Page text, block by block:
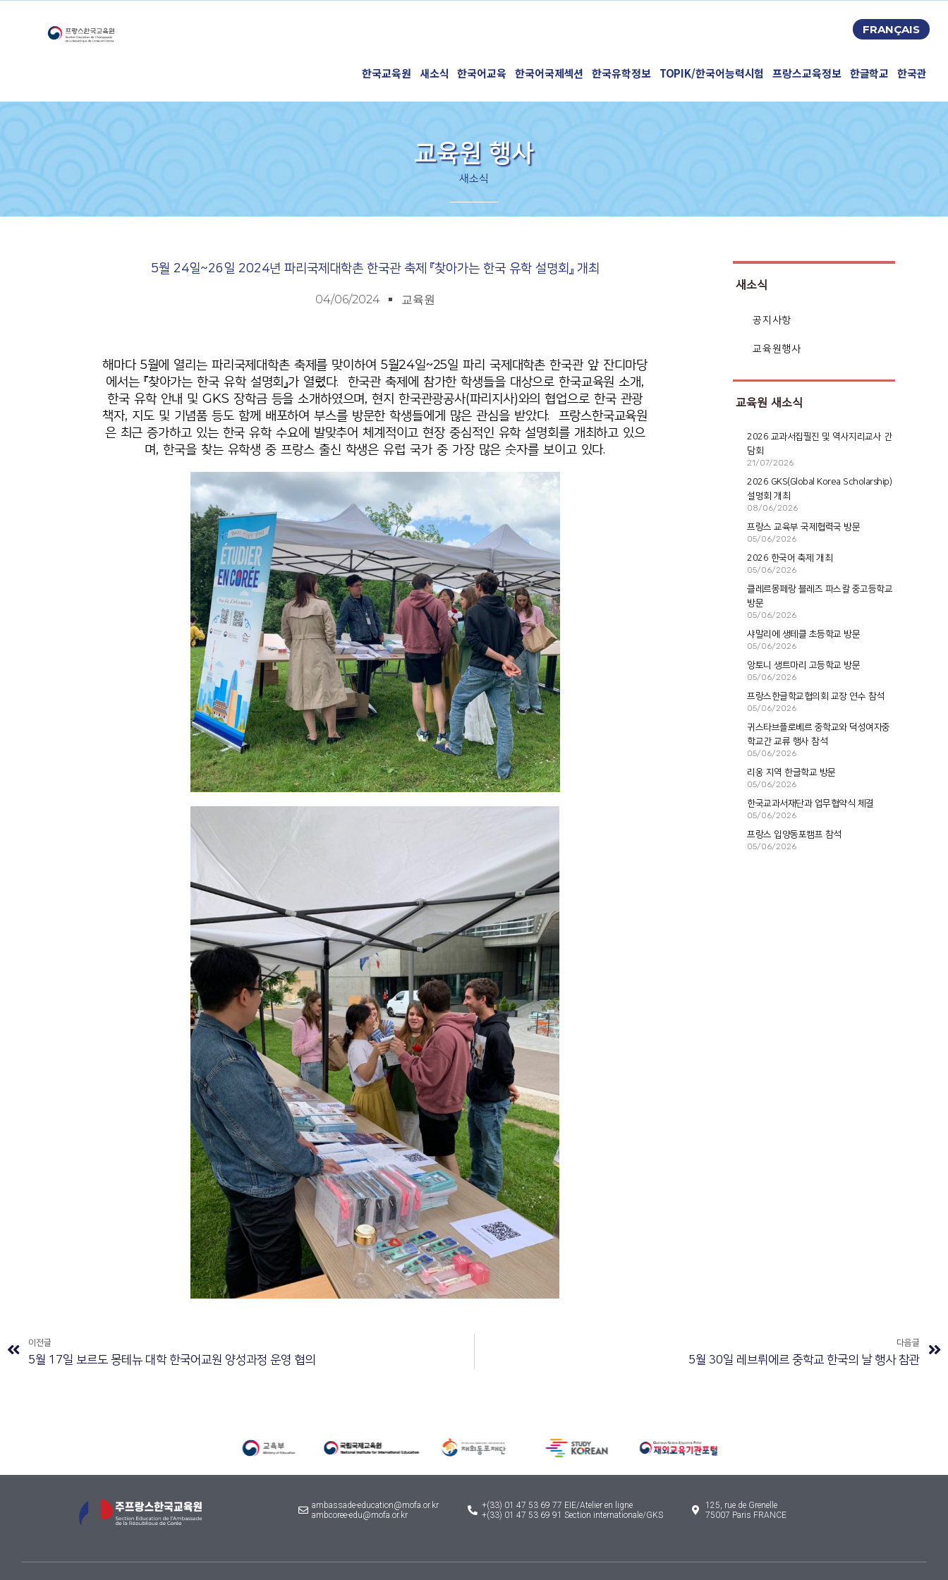
FRANÇAIS
한국교육원 새소식 한국어교육 한국어국제섹션 한국유학정보 TOPIK/한국어능력시험 프랑스교육정보 한글학교 한국관
교육원 행사
새소식
5월 24일~26일 2024년 파리국제대학촌 한국관 축제 『찾아가는 한국 유학 설명회』 개최
04/06/2024 교육원
해마다 5월에 열리는 파리국제대학촌 축제를 맞이하여 5월24일~25일 파리 국제대학촌 한국관 앞 잔디마당
에서는 『찾아가는 한국 유학 설명회』가 열렸다. 한국관 축제에 참가한 학생들을 대상으로 한국교육원 소개,
한국 유학 안내 및 GKS 장학금 등을 소개하였으며, 현지 한국관광공사(파리지사)와의 협업으로 한국 관광
책자, 지도 및 기념품 등도 함께 배포하여 부스를 방문한 학생들에게 많은 관심을 받았다. 프랑스한국교육원
은 최근 증가하고 있는 한국 유학 수요에 발맞추어 체계적이고 현장 중심적인 유학 설명회를 개최하고 있으
며, 한국을 찾는 유학생 중 프랑스 출신 학생은 유럽 국가 중 가장 많은 숫자를 보이고 있다.
새소식
공지사항
교육원행사
교육원 새소식
2026 교과서집필진 및 역사지리교사 간
담회
21/07/2026
2026 GKS(Global Korea Scholarship)
설명회 개최
08/06/2026
프랑스 교육부 국제협력국 방문
05/06/2026
2026 한국어 축제 개최
05/06/2026
클레르몽페랑 블레즈 파스칼 중고등학교
방문
05/06/2026
샤말리에 생테클 초등학교 방문
05/06/2026
앙토니 생트마리 고등학교 방문
05/06/2026
프랑스한글학교협의회 교장 연수 참석
05/06/2026
귀스타브플로베르 중학교와 덕성여자중
학교간 교류 행사 참석
05/06/2026
리옹 지역 한글학교 방문
05/06/2026
한국교과서재단과 업무협약식 체결
05/06/2026
프랑스 입양동포캠프 참석
05/06/2026
이전글
5월 17일 보르도 몽테뉴 대학 한국어교원 양성과정 운영 협의
다음글
5월 30일 레브뤼에르 중학교 한국의 날 행사 참관
ambassade-education@mofa.or.kr
ambcoree-edu@mofa.or.kr
+(33) 01 47 53 69 77 EIE/Atelier en ligne
+(33) 01 47 53 69 91 Section internationale/GKS
125, rue de Grenelle
75007 Paris FRANCE